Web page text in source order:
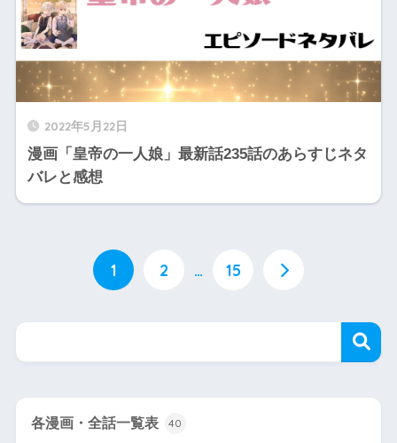
2022年5月22日
漫画「皇帝の一人娘」最新話235話のあらすじネタ
バレと感想
1 2 … 15
各漫画・全話一覧表 40